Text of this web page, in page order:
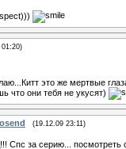
01:20)
это же мертвые
что они тебя не укусят)
(19.12.09 23:11)
Спс за серию... посмотреть